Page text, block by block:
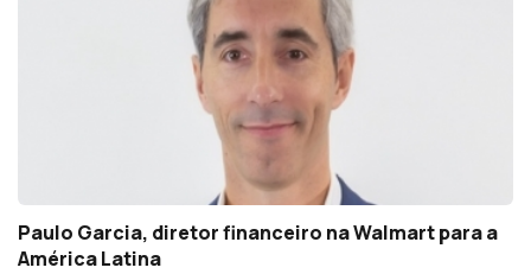
Paulo Garcia, diretor financeiro na Walmart para a
América Latina